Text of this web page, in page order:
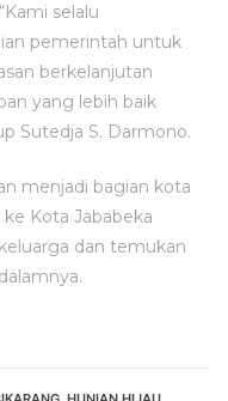
selalu
pemerintah untuk
berkelanjutan
yang lebih baik
Sutedja S. Darmono.
menjadi bagian kota
Kota Jababeka
dan temukan